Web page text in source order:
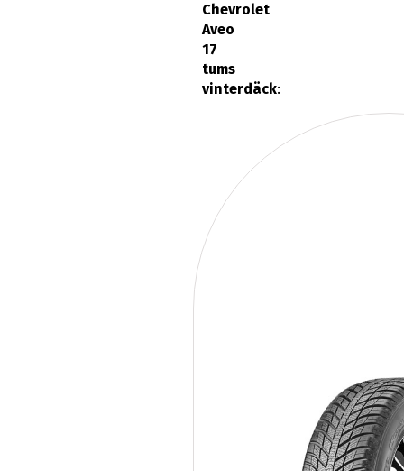
Chevrolet
Aveo
17
tums
vinterdäck: